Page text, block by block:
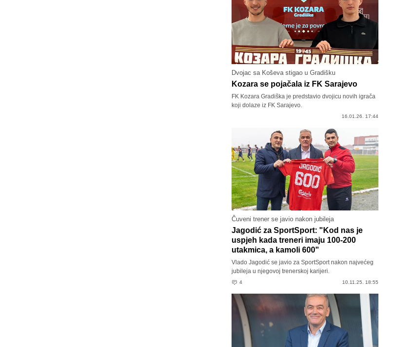
Dvojac sa Koševa stigao u Gradišku
Kozara se pojačala iz FK Sarajevo
FK Kozara Gradiška je predstavio dvojicu novih igrača
koji dolaze iz FK Sarajevo.
16.01.26. 17:44
Čuveni trener se javio nakon jubileja
Jagodić za SportSport: "Kod nas je
uspjeh kada treneri imaju 100-200
utakmica, a kamoli 600"
Vlado Jagodić se javio za SportSport nakon najvećeg
jubileja u njegovoj trenerskoj karijeri.
4 10.11.25. 18:55